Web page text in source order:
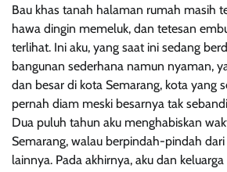
Bau khas tanah halaman rumah masih
hawa dingin memeluk, dan tetesan
terlihat. Ini aku, yang saat ini sedang
bangunan sederhana namun nyaman,
dan besar di kota Semarang, kota yang
pernah diam meski besarnya tak
Dua puluh tahun aku menghabiskan
Semarang, walau berpindah-pindah dari
lainnya. Pada akhirnya, aku dan